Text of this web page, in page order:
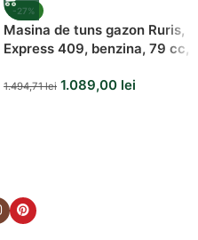
-27%
Masina de tuns gazon Ruris,
Express 409, benzina, 79 cc,
1.494,71lei 1.089,00 lei